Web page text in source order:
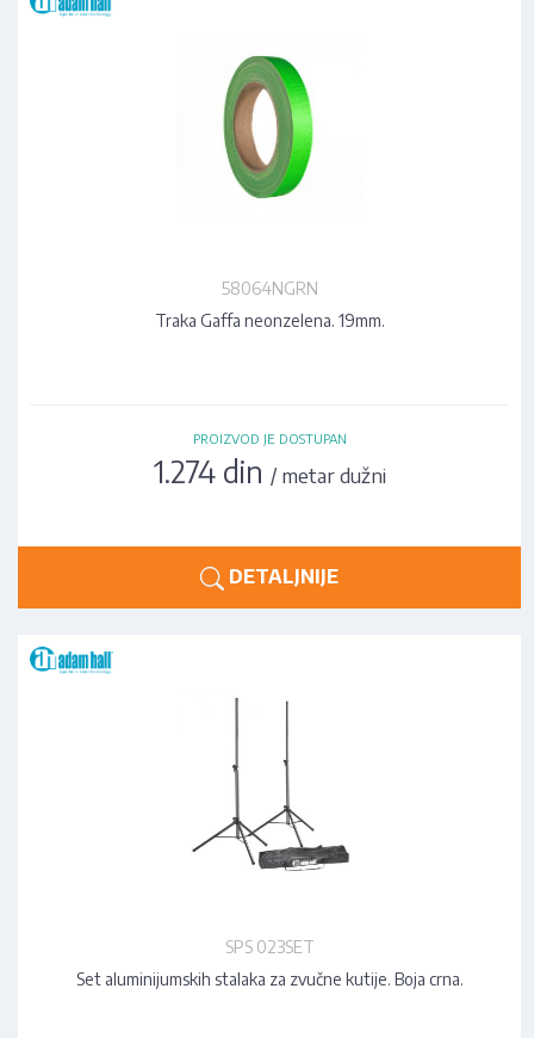
58064NGRN
Traka Gaffa neonzelena. 19mm.
PROIZVOD JE DOSTUPAN
1.274 din / metar dužni
DETALJNIJE
SPS 023SET
Set aluminijumskih stalaka za zvučne kutije. Boja crna.